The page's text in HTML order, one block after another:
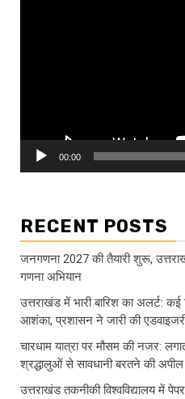
00:00
RECENT POSTS
जनगणना 2027 की तैयारी शुरू,
गणना अभियान
उत्तराखंड में भारी बारिश का अलर्ट:
आशंका, प्रशासन ने जारी की
चारधाम यात्रा पर मौसम की नजर:
श्रद्धालुओं से सावधानी बरतने की अपील
उत्तराखंड तकनीकी विश्वविद्यालय में